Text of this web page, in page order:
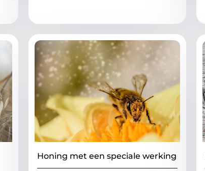
Honing met een speciale werking